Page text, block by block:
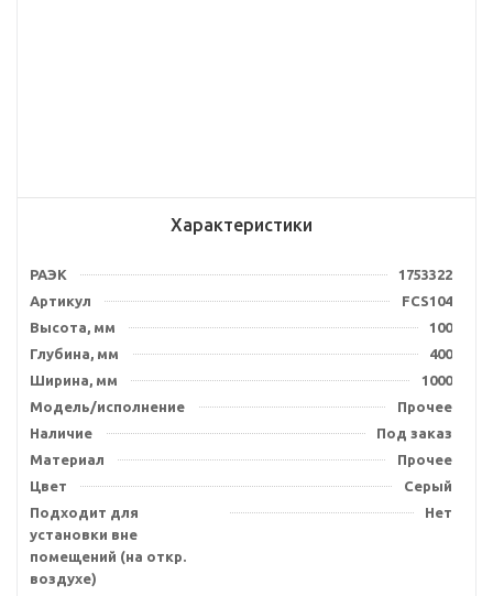
Характеристики
РАЭК
1753322
Артикул
FCS104
Высота, мм
100
Глубина, мм
400
Ширина, мм
1000
Модель/исполнение
Прочее
Наличие
Под заказ
Материал
Прочее
Цвет
Серый
Подходит для
установки вне
помещений (на откр.
воздухе)
Нет